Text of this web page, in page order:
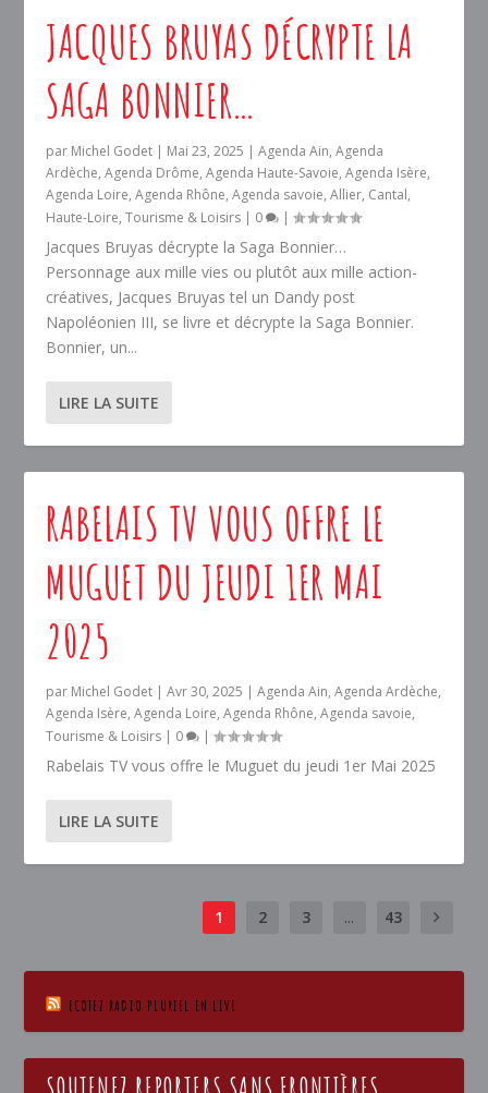
JACQUES BRUYAS DÉCRYPTE LA
SAGA BONNIER…
par Michel Godet | Mai 23, 2025 |Agenda Ain,Agenda
Ardèche,Agenda Drôme,Agenda Haute-Savoie,Agenda Isère,
Agenda Loire,Agenda Rhône,Agenda savoie,Allier, Cantal,
Haute-Loire,Tourisme & Loisirs | 0 |
Jacques Bruyas décrypte la Saga Bonnier…
Personnage aux mille vies ou plutôt aux mille action-
créatives, Jacques Bruyas tel un Dandy post
Napoléonien III, se livre et décrypte la Saga Bonnier.
Bonnier, un...
LIRE LA SUITE
RABELAIS TV VOUS OFFRE LE
MUGUET DU JEUDI 1ER MAI
2025
par Michel Godet |Avr 30, 2025 |Agenda Ain,Agenda Ardèche,
Agenda Isère,Agenda Loire,Agenda Rhône,Agenda savoie,
Tourisme & Loisirs | 0 |
Rabelais TV vous offre le Muguet du jeudi 1er Mai 2025
LIRE LA SUITE
1 2 3 ... 43
ECOTEZ RADIO PLURIEL EN LIVE